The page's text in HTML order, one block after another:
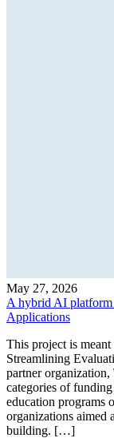
May 27, 2026
A hybrid AI
Applications
This project is
Streamlining
partner
categories of
education programs
organizations aimed
building. […]